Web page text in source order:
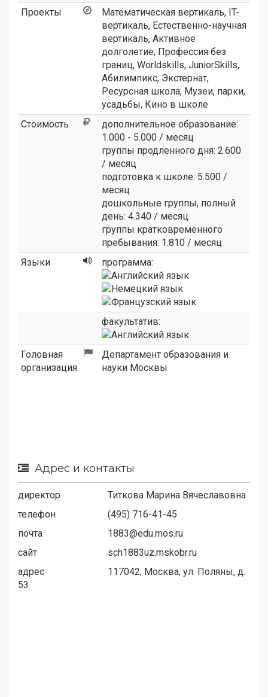
Проекты Математическая вертикаль, IT-
вертикаль, Естественно-научная
вертикаль, Активное
долголетие, Профессия без
границ, Worldskills, JuniorSkills,
Абилимпикс, Экстернат,
Ресурсная школа, Музеи, парки,
усадьбы, Кино в школе
Стоимость
дополнительное образование:
1.000 - 5.000 / месяц
группы продленного дня: 2.600
/ месяц
подготовка к школе: 5.500 /
месяц
дошкольные группы, полный
день: 4.340 / месяц
группы кратковременного
пребывания: 1.810 / месяц
Языки
программа:
факультатив:
Головная
организация
Департамент образования и
науки Москвы
Адрес и контакты
директор
Титкова Марина Вячеславовна
телефон
(495) 716-41-45
почта
1883@edu.mos.ru
сайт
sch1883uz.mskobr.ru
адрес
117042, Москва, ул. Поляны, д.
53